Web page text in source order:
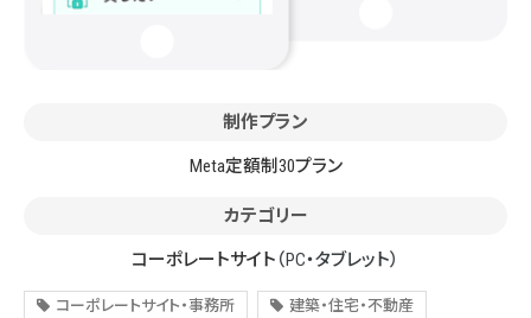
制作プラン
Meta定額制30プラン
カテゴリー
コーポレートサイト （PC・タブレット）
コーポレートサイト・事務所 建築・住宅・不動産